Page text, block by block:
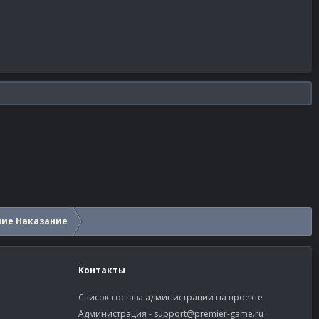
Наказание
Контакты
Список состава администрации на проекте
Администрация - support@premier-game.ru